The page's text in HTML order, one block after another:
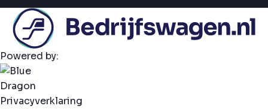
Powered by:
Privacyverklaring